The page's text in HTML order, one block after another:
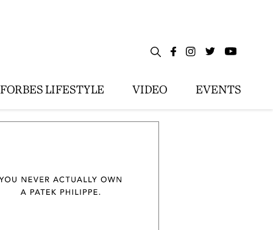
FORBES LIFESTYLE VIDEO EVENTS